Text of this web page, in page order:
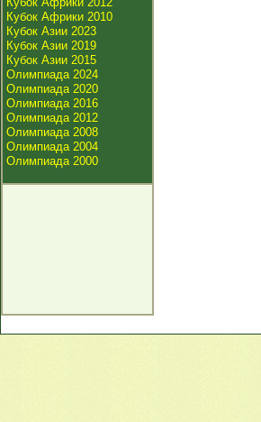
Кубок Африки 2010
Кубок Азии 2023
Кубок Азии 2019
Кубок Азии 2015
Олимпиада 2024
Олимпиада 2020
Олимпиада 2016
Олимпиада 2012
Олимпиада 2008
Олимпиада 2004
Олимпиада 2000